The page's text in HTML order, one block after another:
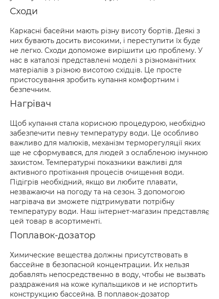
Сходи
Каркасні басейни мають різну висоту бортів. Деякі з
них бувають досить високими, і переступити їх буде
не легко. Сходи допоможе вирішити цю проблему. У
нас в каталозі представлені моделі з різноманітних
матеріалів з різною висотою східців. Це просте
пристосування зробить купання комфортним і
безпечним.
Нагрівач
Щоб купання стала корисною процедурою, необхідно
забезпечити певну температуру води. Це особливо
важливо для малюків, механізм терморегуляції яких
ще не сформувався, для людей з ослабленою імунною
захистом. Температурні показники важливі для
активного протікання процесів очищення води.
Підігрів необхідний, якщо ви любите плавати,
незважаючи на погоду та на сезон. З допомогою
нагрівача ви зможете підтримувати потрібну
температуру води. Наш інтернет-магазин представляє
цей товар в асортименті.
Поплавок-дозатор
Химические вещества должны присутствовать в
бассейне в безопасной концентрации. Их нельзя
добавлять непосредственно в воду, чтобы не вызвать
раздражения на коже купальщиков и не испортить
конструкцию бассейна. В поплавок-дозатор